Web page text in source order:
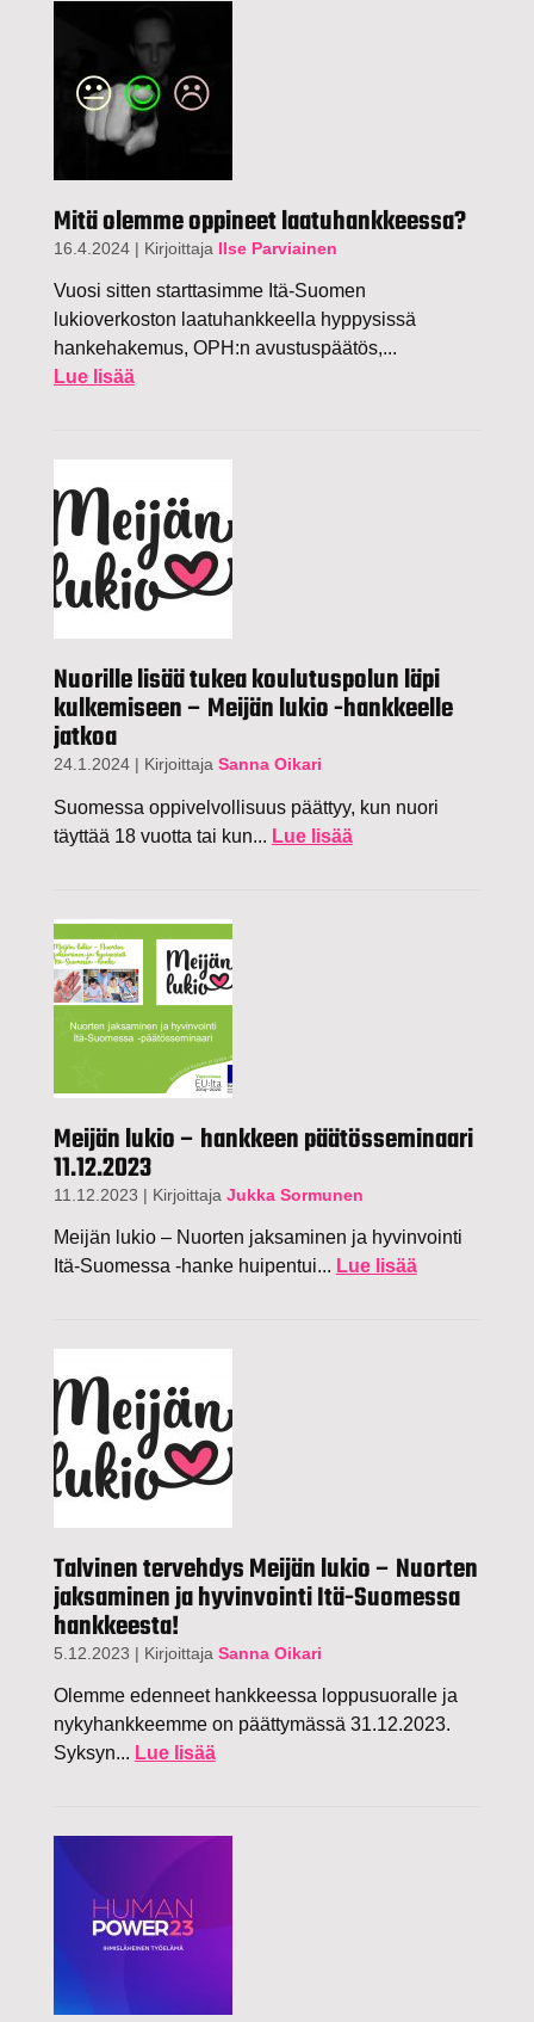
Mitä olemme oppineet laatuhankkeessa?
16.4.2024 | Kirjoittaja Ilse Parviainen
Vuosi sitten starttasimme Itä-Suomen
lukioverkoston laatuhankkeella hyppysissä
hankehakemus, OPH:n avustuspäätös,...
Lue lisää
Nuorille lisää tukea koulutuspolun läpi
kulkemiseen – Meijän lukio -hankkeelle
jatkoa
24.1.2024 | Kirjoittaja Sanna Oikari
Suomessa oppivelvollisuus päättyy, kun nuori
täyttää 18 vuotta tai kun... Lue lisää
Meijän lukio – hankkeen päätösseminaari
11.12.2023
11.12.2023 | Kirjoittaja Jukka Sormunen
Meijän lukio – Nuorten jaksaminen ja hyvinvointi
Itä-Suomessa -hanke huipentui... Lue lisää
Talvinen tervehdys Meijän lukio – Nuorten
jaksaminen ja hyvinvointi Itä-Suomessa
hankkeesta!
5.12.2023 | Kirjoittaja Sanna Oikari
Olemme edenneet hankkeessa loppusuoralle ja
nykyhankkeemme on päättymässä 31.12.2023.
Syksyn... Lue lisää